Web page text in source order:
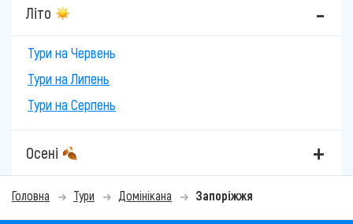
Літо
Тури на Червень
Тури на Липень
Тури на Серпень
Осені
Головна Тури Домінікана Запоріжжя